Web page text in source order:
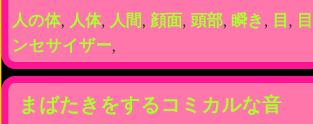
人の体, 人体, 人間, 顔面, 頭部, 瞬き , 目 ,
ンセサイザー,
まばたきをするコミカルな音